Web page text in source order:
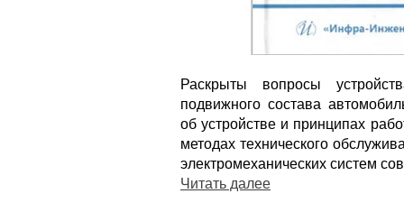
Раскрыты вопросы
подвижного состава
об устройстве и принципах
методах технического
электромеханических систем
Читать далее